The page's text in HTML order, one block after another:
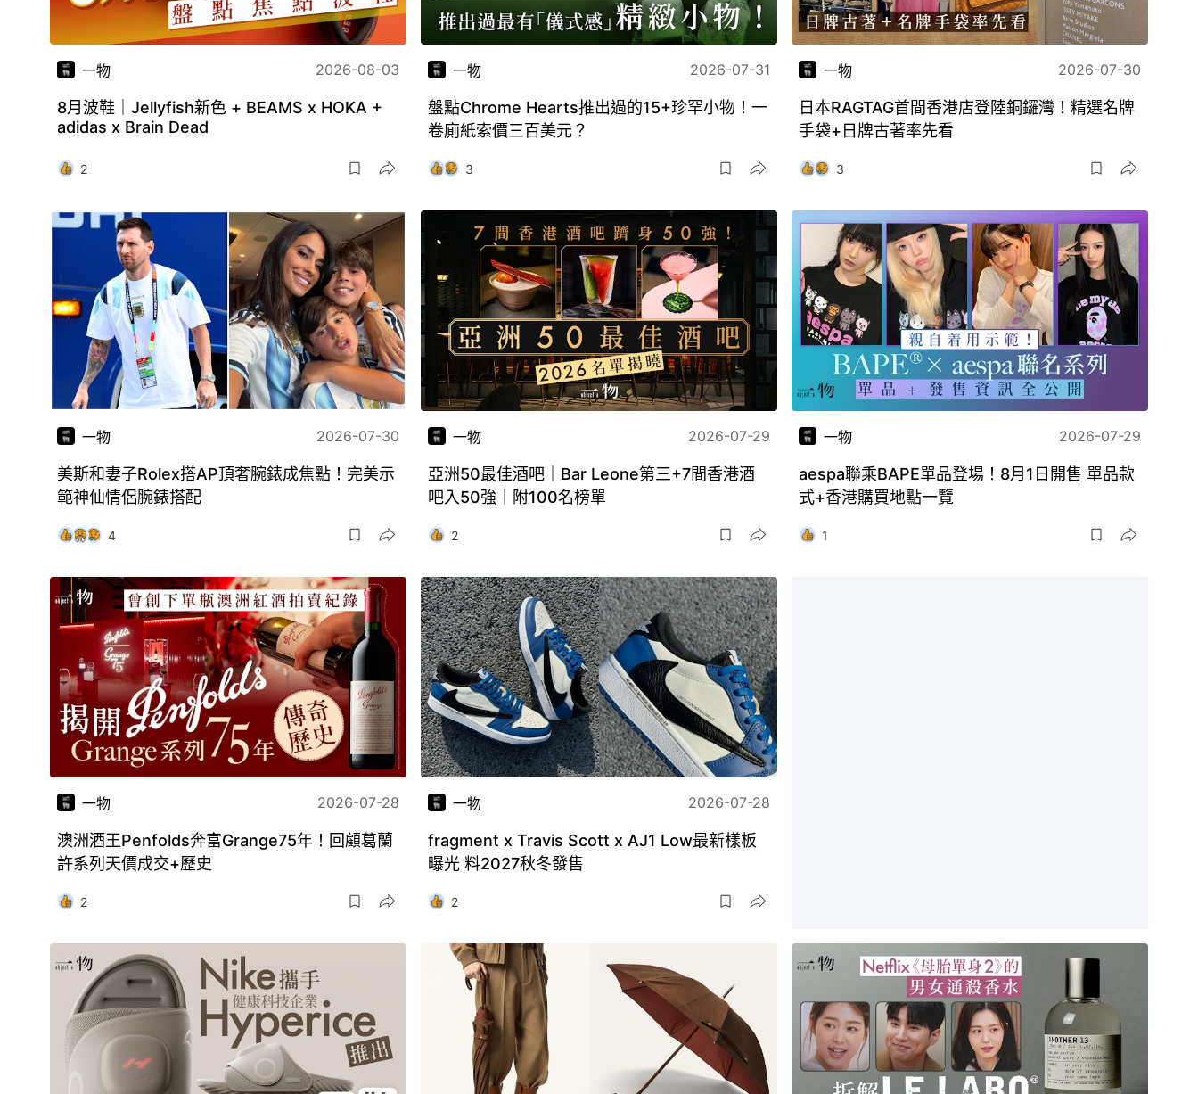
一物 2026-08-03
8月波鞋｜Jellyfish新色 + BEAMS x HOKA +
adidas x Brain Dead
2
一物 2026-07-31
盤點Chrome Hearts推出過的15+珍罕小物！一
卷廁紙索價三百美元？
3
一物 2026-07-30
日本RAGTAG首間香港店登陸銅鑼灣！精選名牌
手袋+日牌古著率先看
3
一物 2026-07-30
美斯和妻子Rolex搭AP頂奢腕錶成焦點！完美示
範神仙情侶腕錶搭配
4
一物 2026-07-29
亞洲50最佳酒吧｜Bar Leone第三+7間香港酒
吧入50強｜附100名榜單
2
一物 2026-07-29
aespa聯乘BAPE單品登場！8月1日開售 單品款
式+香港購買地點一覽
1
一物 2026-07-28
澳洲酒王Penfolds奔富Grange75年！回顧葛蘭
許系列天價成交+歷史
2
一物 2026-07-28
fragment x Travis Scott x AJ1 Low最新樣板
曝光 料2027秋冬發售
2